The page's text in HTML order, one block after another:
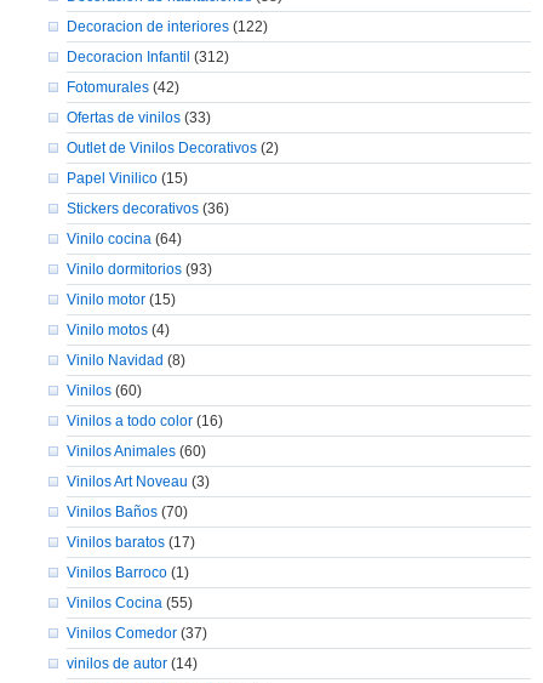
Decoracion de interiores(122)
Decoracion Infantil (312)
Fotomurales(42)
Ofertas de vinilos(33)
Outlet de Vinilos Decorativos(2)
Papel Vinilico(15)
Stickers decorativos(36)
Vinilo cocina(64)
Vinilo dormitorios(93)
Vinilo motor(15)
Vinilo motos(4)
Vinilo Navidad (8)
Vinilos(60)
Vinilos a todo color(16)
Vinilos Animales(60)
Vinilos Art Noveau (3)
Vinilos Baños(70)
Vinilos baratos(17)
Vinilos Barroco(1)
Vinilos Cocina(55)
Vinilos Comedor(37)
vinilos de autor(14)